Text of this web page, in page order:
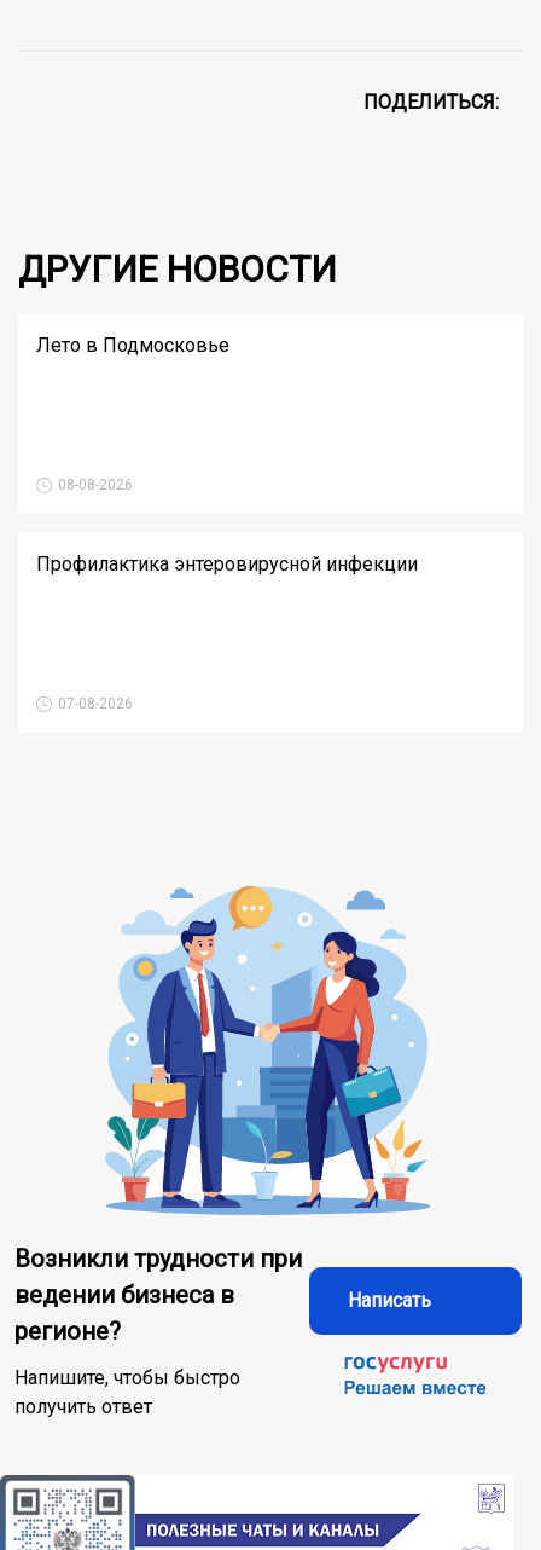
ПОДЕЛИТЬСЯ:
ДРУГИЕ НОВОСТИ
Лето в Подмосковье
08-08-2026
Профилактика энтеровирусной инфекции
07-08-2026
Возникли трудности при
ведении бизнеса в
регионе?
Напишите, чтобы быстро
получить ответ
Написать